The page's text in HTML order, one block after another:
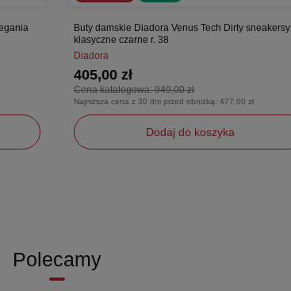
Buty damskie Diadora Venus Tech Dirty sneakersy
klasyczne czarne r. 38
Diadora
Cena katalogowa:949,00 zł
405,00 zł
Najniższa cena z 30 dni przed obniżką: 477,00 zł
Dodaj do koszyka
Polecamy